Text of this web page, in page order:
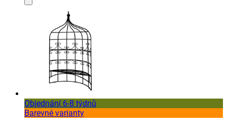
Objednání 6-8 týdnů
Barevné varianty